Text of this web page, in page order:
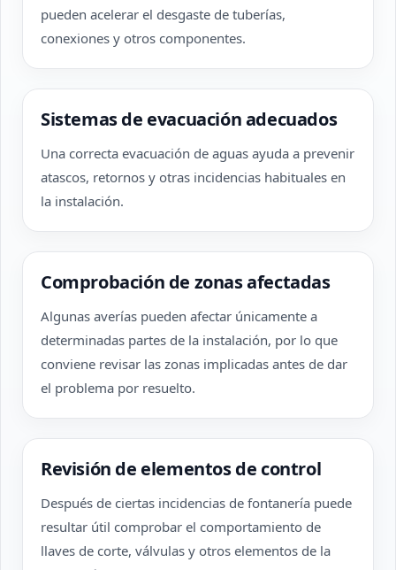
pueden acelerar el desgaste de tuberías,
conexiones y otros componentes.
Sistemas de evacuación adecuados
Una correcta evacuación de aguas ayuda a prevenir
atascos, retornos y otras incidencias habituales en
la instalación.
Comprobación de zonas afectadas
Algunas averías pueden afectar únicamente a
determinadas partes de la instalación, por lo que
conviene revisar las zonas implicadas antes de dar
el problema por resuelto.
Revisión de elementos de control
Después de ciertas incidencias de fontanería puede
resultar útil comprobar el comportamiento de
llaves de corte, válvulas y otros elementos de la